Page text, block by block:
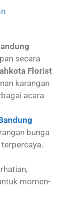
secara
Florist
karangan
acara
bunga
momen-